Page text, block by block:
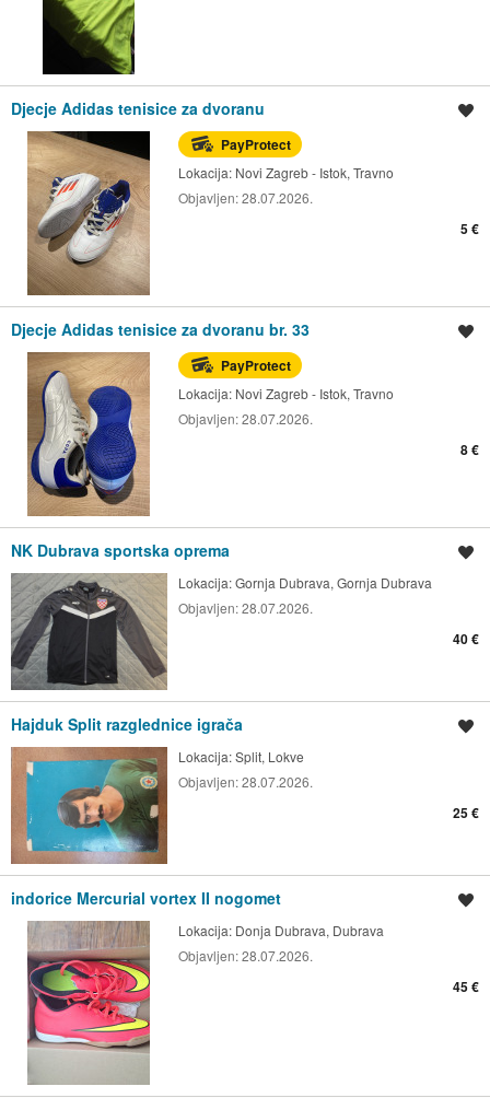
Djecje Adidas tenisice za dvoranu
PayProtect
Lokacija: Novi Zagreb - Istok, Travno
Objavljen:28.07.2026.
5 €
Djecje Adidas tenisice za dvoranu br. 33
PayProtect
Lokacija: Novi Zagreb - Istok, Travno
Objavljen:28.07.2026.
8 €
NK Dubrava sportska oprema
Lokacija:Gornja Dubrava, Gornja Dubrava
Objavljen:28.07.2026.
40 €
Hajduk Split razglednice igrača
Lokacija:Split, Lokve
Objavljen:28.07.2026.
25 €
indorice Mercurial vortex II nogomet
Lokacija: Donja Dubrava, Dubrava
Objavljen:28.07.2026.
45 €